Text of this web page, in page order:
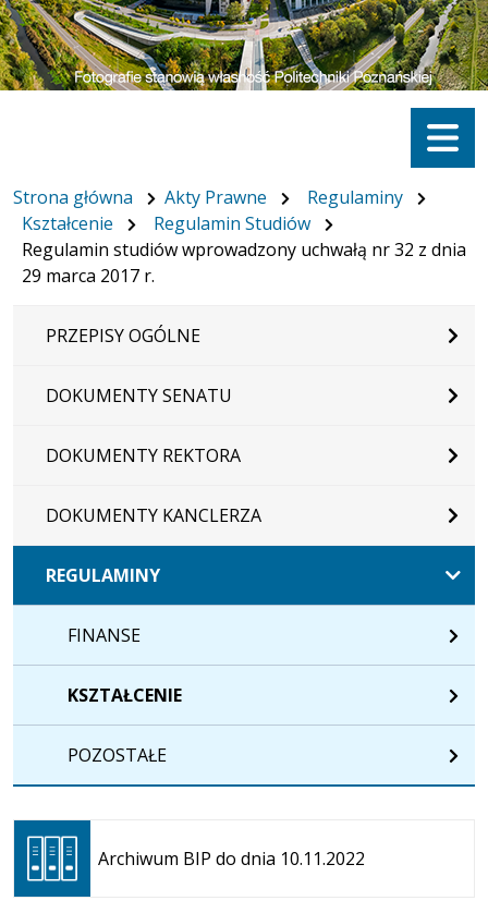
Menu
Strona główna Akty Prawne
Regulaminy
Kształcenie
Regulamin Studiów
Regulamin studiów wprowadzony uchwałą nr 32 z dnia
29 marca 2017 r.
PRZEPISY OGÓLNE
DOKUMENTY SENATU
DOKUMENTY REKTORA
DOKUMENTY KANCLERZA
REGULAMINY
FINANSE
KSZTAŁCENIE
POZOSTAŁE
Archiwum BIP do dnia 10.11.2022
Otwiera
się w
nowej
karcie